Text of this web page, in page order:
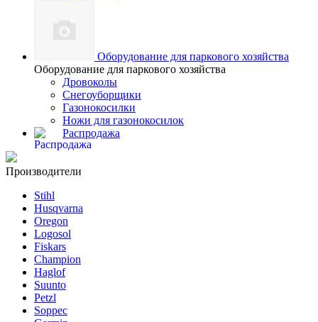
Оборудование для паркового хозяйства
Оборудование для паркового хозяйства
Дровоколы
Снегоуборщики
Газонокосилки
Ножи для газонокосилок
Распродажа
Производители
Stihl
Husqvarna
Oregon
Logosol
Fiskars
Champion
Haglof
Suunto
Petzl
Soppec